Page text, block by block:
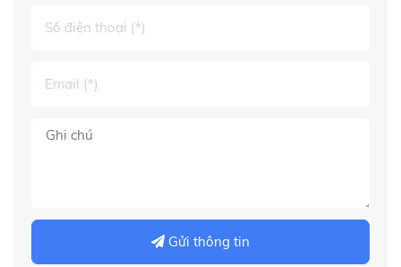
Gửi thông tin